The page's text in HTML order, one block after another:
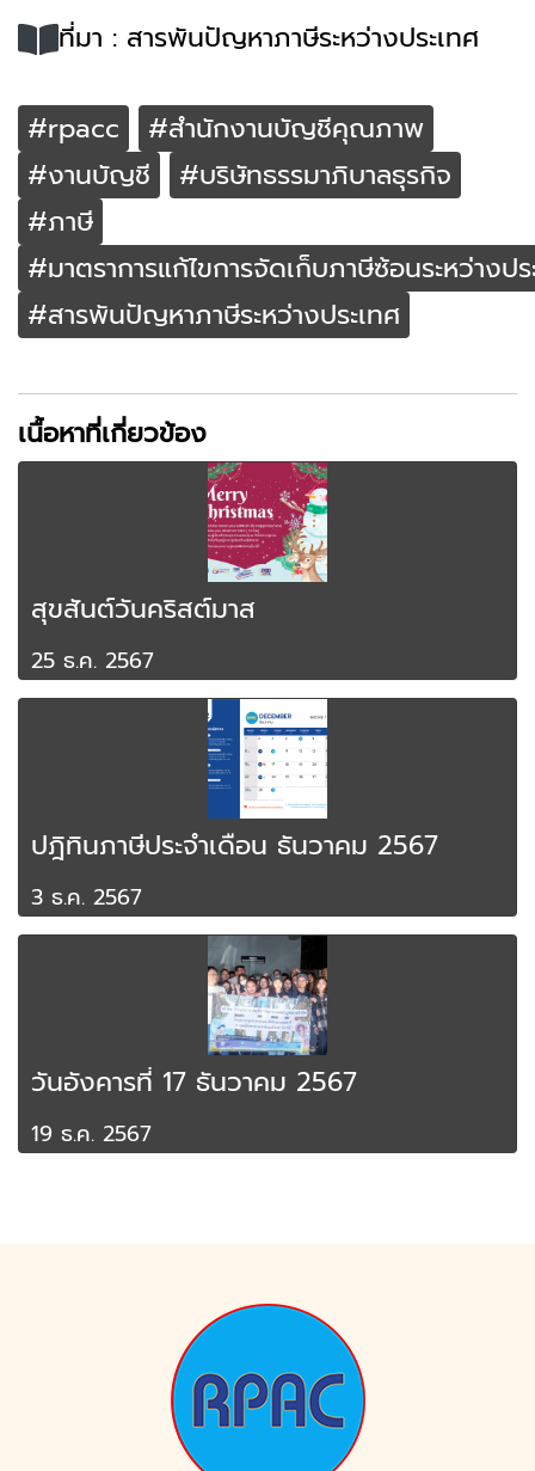
ที่มา : สารพันปัญหาภาษีระหว่างประเทศ
#rpacc
#สำนักงานบัญชีคุณภาพ
#งานบัญชี
#บริษัทธรรมาภิบาลธุรกิจ
#ภาษี
#มาตราการแก้ไขการจัดเก็บภาษีซ้อนระหว่างปร
#สารพันปัญหาภาษีระหว่างประเทศ
เนื้อหาที่เกี่ยวข้อง
สุขสันต์วันคริสต์มาส
25 ธ.ค. 2567
ปฎิทินภาษีประจำเดือน ธันวาคม 2567
3 ธ.ค. 2567
วันอังคารที่ 17 ธันวาคม 2567
19 ธ.ค. 2567